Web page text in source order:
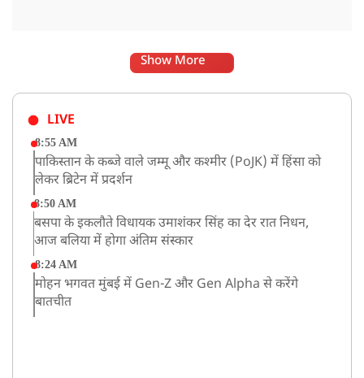
Show More
LIVE
8:55 AM
पाकिस्तान के कब्जे वाले जम्मू और कश्मीर (PoJK) में हिंसा को
लेकर ब्रिटेन में प्रदर्शन
8:50 AM
बसपा के इकलौते विधायक उमाशंकर सिंह का देर रात निधन,
आज बलिया में होगा अंतिम संस्कार
8:24 AM
मोहन भगवत मुंबई में Gen-Z और Gen Alpha से करेंगे
बातचीत